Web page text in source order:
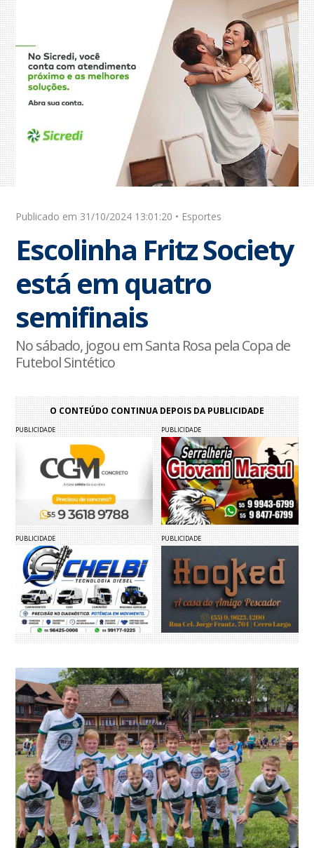
Publicado em 31/10/2024 13:01:20 • Esportes
Escolinha Fritz Society
está em quatro
semifinais
No sábado, jogou em Santa Rosa pela Copa de
Futebol Sintético
O CONTEÚDO CONTINUA DEPOIS DA PUBLICIDADE
PUBLICIDADE PUBLICIDADE
PUBLICIDADE PUBLICIDADE